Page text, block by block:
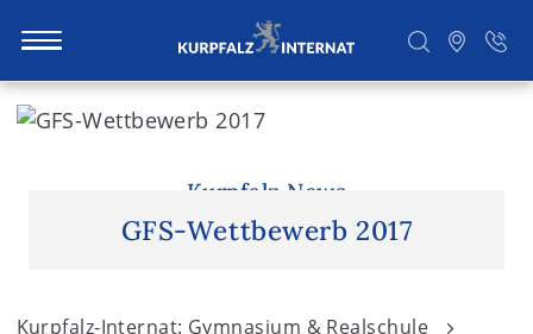
S
Kurpfalz News
GFS-Wettbewerb 2017
Kurpfalz-Internat: Gymnasium & Realschule